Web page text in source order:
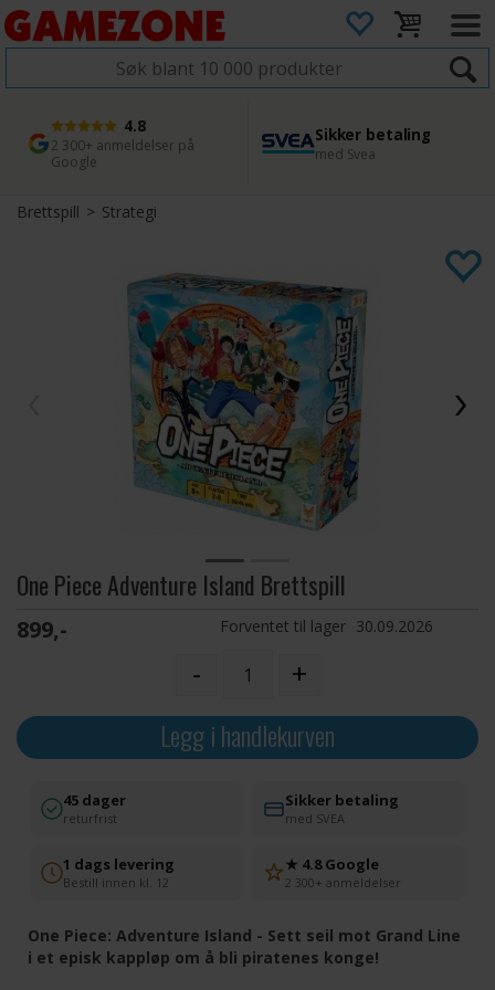
4.8
2 300+ anmeldelser på
Google
Sikker betaling
med Svea
1 dags levering
Bestill innen kl. 12
45 dager returfrist
Enkel retur
Brettspill>Strategi
One Piece Adventure Island Brettspill
899,- Forventet til lager 30.09.2026
- +
Legg i handlekurven
45 dager
returfrist
Sikker betaling
med SVEA
1 dags levering
Bestill innen kl. 12
★ 4.8 Google
2 300+ anmeldelser
One Piece: Adventure Island - Sett seil mot Grand Line
i et episk kappløp om å bli piratenes konge!